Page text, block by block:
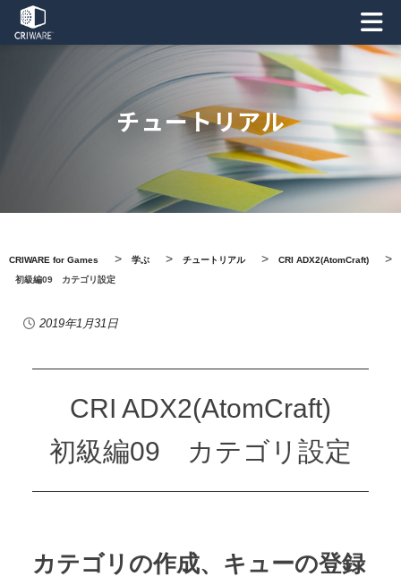
チュートリアル
CRIWARE for Games > 学ぶ > チュートリアル > CRI ADX2(AtomCraft) >
初級編09 カテゴリ設定
2019年1月31日
CRI ADX2(AtomCraft)
初級編09 カテゴリ設定
カテゴリの作成、キューの登録